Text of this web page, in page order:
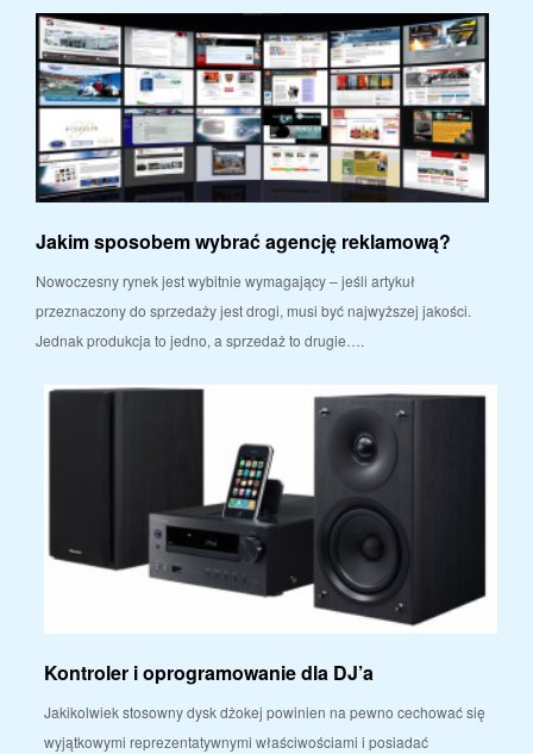
Jakim sposobem wybrać agencję reklamową?
Nowoczesny rynek jest wybitnie wymagający – jeśli artykuł
przeznaczony do sprzedaży jest drogi, musi być najwyższej jakości.
Jednak produkcja to jedno, a sprzedaż to drugie….
Kontroler i oprogramowanie dla DJ’a
Jakikolwiek stosowny dysk dżokej powinien na pewno cechować się
wyjątkowymi reprezentatywnymi właściwościami i posiadać